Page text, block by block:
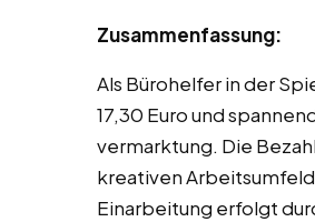
Zusammenfassung:
Als Bürohelfer in der
17,30 Euro und
vermarktung. Die
kreativen
Einarbeitung erfolgt